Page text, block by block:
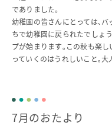
でありました。
幼稚園の皆さんにとっては､
ちで幼稚園に戻られたでしょ
プが始まります｡この秋も楽
っていくのはうれしいこと｡
7月のおたより